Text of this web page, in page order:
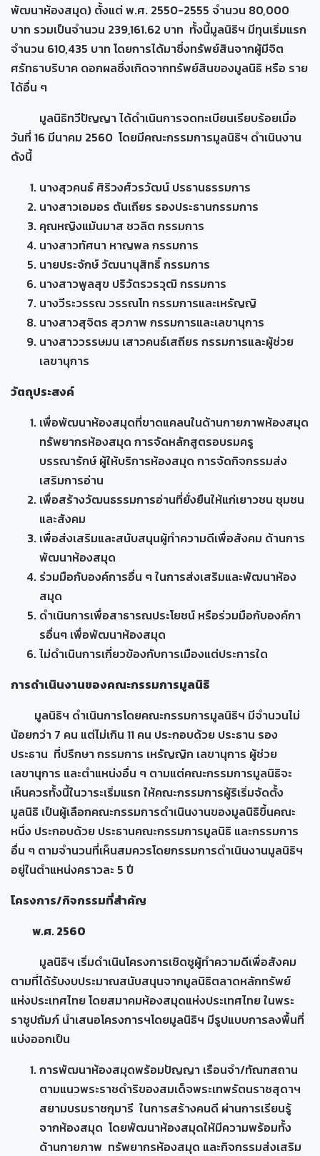
พัฒนาห้องสมุด) ตั้งแต่ พ.ศ. 2550-2555 จำนวน 80,000
บาท รวมเป็นจำนวน 239,161.62 บาท ทั้งนี้มูลนิธิฯ มีทุนเริ่มแรก
จำนวน 610,435 บาท โดยการได้มาซึ่งทรัพย์สินจากผู้มีจิต
ศรัทธาบริบาค ดอกผลซึ่งเกิดจากทรัพย์สินของมูลนิธิ หรือ ราย
ได้อื่น ๆ
มูลนิธิทวีปัญญา ได้ดำเนินการจดทะเบียนเรียบร้อยเมื่อ
วันที่ 16 มีนาคม 2560 โดยมีคณะกรรมการมูลนิธิฯ ดำเนินงาน
ดังนี้
นางสุวคนธ์ ศิริวงศ์วรวัฒน์ ปรธานธรรมการ
นางสาวเอมอร ตันเถียร รองประธานกรรมการ
คุณหญิงแม้นมาส ชวลิต กรรมการ
นางสาวทัศนา หาญพล กรรมการ
นายประจักษ์ วัฒนานุสิทธิ์ กรรมการ
นางสาวพูลสุข ปริวัตรวรวุฒิ กรรมการ
นางวีระวรรณ วรรณโท กรรมการและเหรัญญิ
นางสาวสุจิตร สุวภาพ กรรมการและเลขานุการ
นางสาววรรษมน เสาวคนธ์เสถียร กรรมการและผู้ช่วย
เลขานุการ
วัตถุประสงค์
เพื่อพัฒนาห้องสมุดที่ขาดแคลนในด้านกายภาพห้องสมุด
ทรัพยากรห้องสมุด การจัดหลักสูตรอบรมครู
บรรณารักษ์ ผู้ให้บริการห้องสมุด การจัดกิจกรรมส่ง
เสริมการอ่าน
เพื่อสร้างวัฒนธรรมการอ่านที่ยั่งยืนให้แก่เยาวชน ชุมชน
และสังคม
เพื่อส่งเสริมและสนับสนุนผู้ทำความดีเพื่อสังคม ด้านการ
พัฒนาห้องสมุด
ร่วมมือกับองค์การอื่น ๆ ในการส่งเสริมและพัฒนาห้อง
สมุด
ดำเนินการเพื่อสาธารณประโยชน์ หรือร่วมมือกับองค์กา
รอื่นๆ เพื่อพัฒนาห้องสมุด
ไม่ดำเนินการเกี่ยวข้องกับการเมืองแต่ประการใด
การดำเนินงานของคณะกรรมการมูลนิธิ
มูลนิธิฯ ดำเนินการโดยคณะกรรมการมูลนิธิฯ มีจำนวนไม่
น้อยกว่า 7 คน แต่ไม่เกิน 11 คน ประกอบด้วย ประธาน รอง
ประธาน ที่ปรึกษา กรรมการ เหรัญญิก เลขานุการ ผู้ช่วย
เลขานุการ และตำแหน่งอื่น ๆ ตามแต่คณะกรรมการมูลนิธิจะ
เห็นควรทั้งนี้ในวาระเริ่มแรก ให้คณะกรรมการผู้ริเริ่มจัดตั้ง
มูลนิธิ เป็นผู้เลือกคณะกรรมการดำเนินงานของมูลนิธิขึ้นคณะ
หนึ่ง ประกอบด้วย ประธานคณะกรรมการมูลนิธิ และกรรมการ
อื่น ๆ ตามจำนวนที่เห็นสมควรโดยกรรมการดำเนินงานมูลนิธิฯ
อยู่ในตำแหน่งคราวละ 5 ปี
โครงการ/กิจกรรมที่สำคัญ
พ.ศ. 2560
มูลนิธิฯ เริ่มดำเนินโครงการเชิดชูผู้ทำความดีเพื่อสังคม
ตามที่ได้รับงบประมาณสนับสนุนจากมูลนิธิตลาดหลักทรัพย์
แห่งประเทศไทย โดยสมาคมห้องสมุดแห่งประเทศไทย ในพระ
ราชูปถัมภ์ นำเสนอโครงการฯโดยมูลนิธิฯ มีรูปแบบการลงพื้นที่
แบ่งออกเป็น
การพัฒนาห้องสมุดพร้อมปัญญา เรือนจำ/ทัณฑสถาน
ตามแนวพระราชดำริของสมเด็จพระเทพรัตนราชสุดาฯ
สยามบรมราชกุมารี ในการสร้างคนดี ผ่านการเรียนรู้
จากห้องสมุด โดยพัฒนาห้องสมุดให้มีความพร้อมทั้ง
ด้านกายภาพ ทรัพยากรห้องสมุด และกิจกรรมส่งเสริม